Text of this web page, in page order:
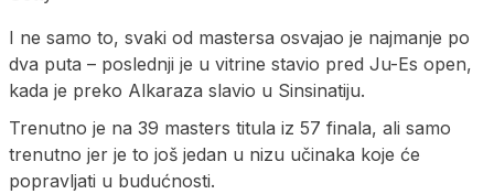
I ne samo to, svaki od mastersa osvajao je najmanje po
dva puta – poslednji je u vitrine stavio pred Ju-Es open,
kada je preko Alkaraza slavio u Sinsinatiju.
Trenutno je na 39 masters titula iz 57 finala, ali samo
trenutno jer je to još jedan u nizu učinaka koje će
popravljati u budućnosti.